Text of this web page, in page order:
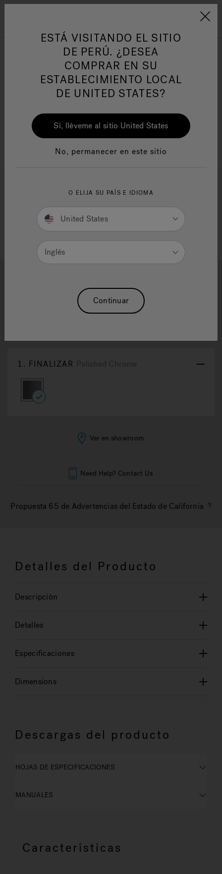
Jacuzzi&reg; Latin
Responsabilidad Social
HIDROMASAJE
Mincio® Widespread Lavatory
Faucet Polished Chrome
1. FINALIZAR Polished Chrome
selected
Ver en showroom
Need Help? Contact Us
Propuesta 65 de Advertencias del Estado de California
Detalles del Producto
Descripción
Detalles
Especificaciones
Dimensions
Descargas del producto
HOJAS DE ESPECIFICACIONES
MANUALES
Características
ESTÁ VISITANDO EL SITIO
DE PERÚ. ¿DESEA
COMPRAR EN SU
ESTABLECIMIENTO LOCAL
DE UNITED STATES?
Sí, lléveme al sitio United States
No, permanecer en este sitio
O ELIJA SU PAÍS E IDIOMA
United States
Inglés
Continuar